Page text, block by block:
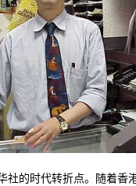
社的时代转折点。随着香